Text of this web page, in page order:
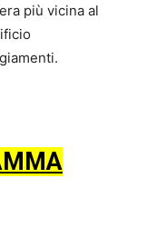
più vicina al